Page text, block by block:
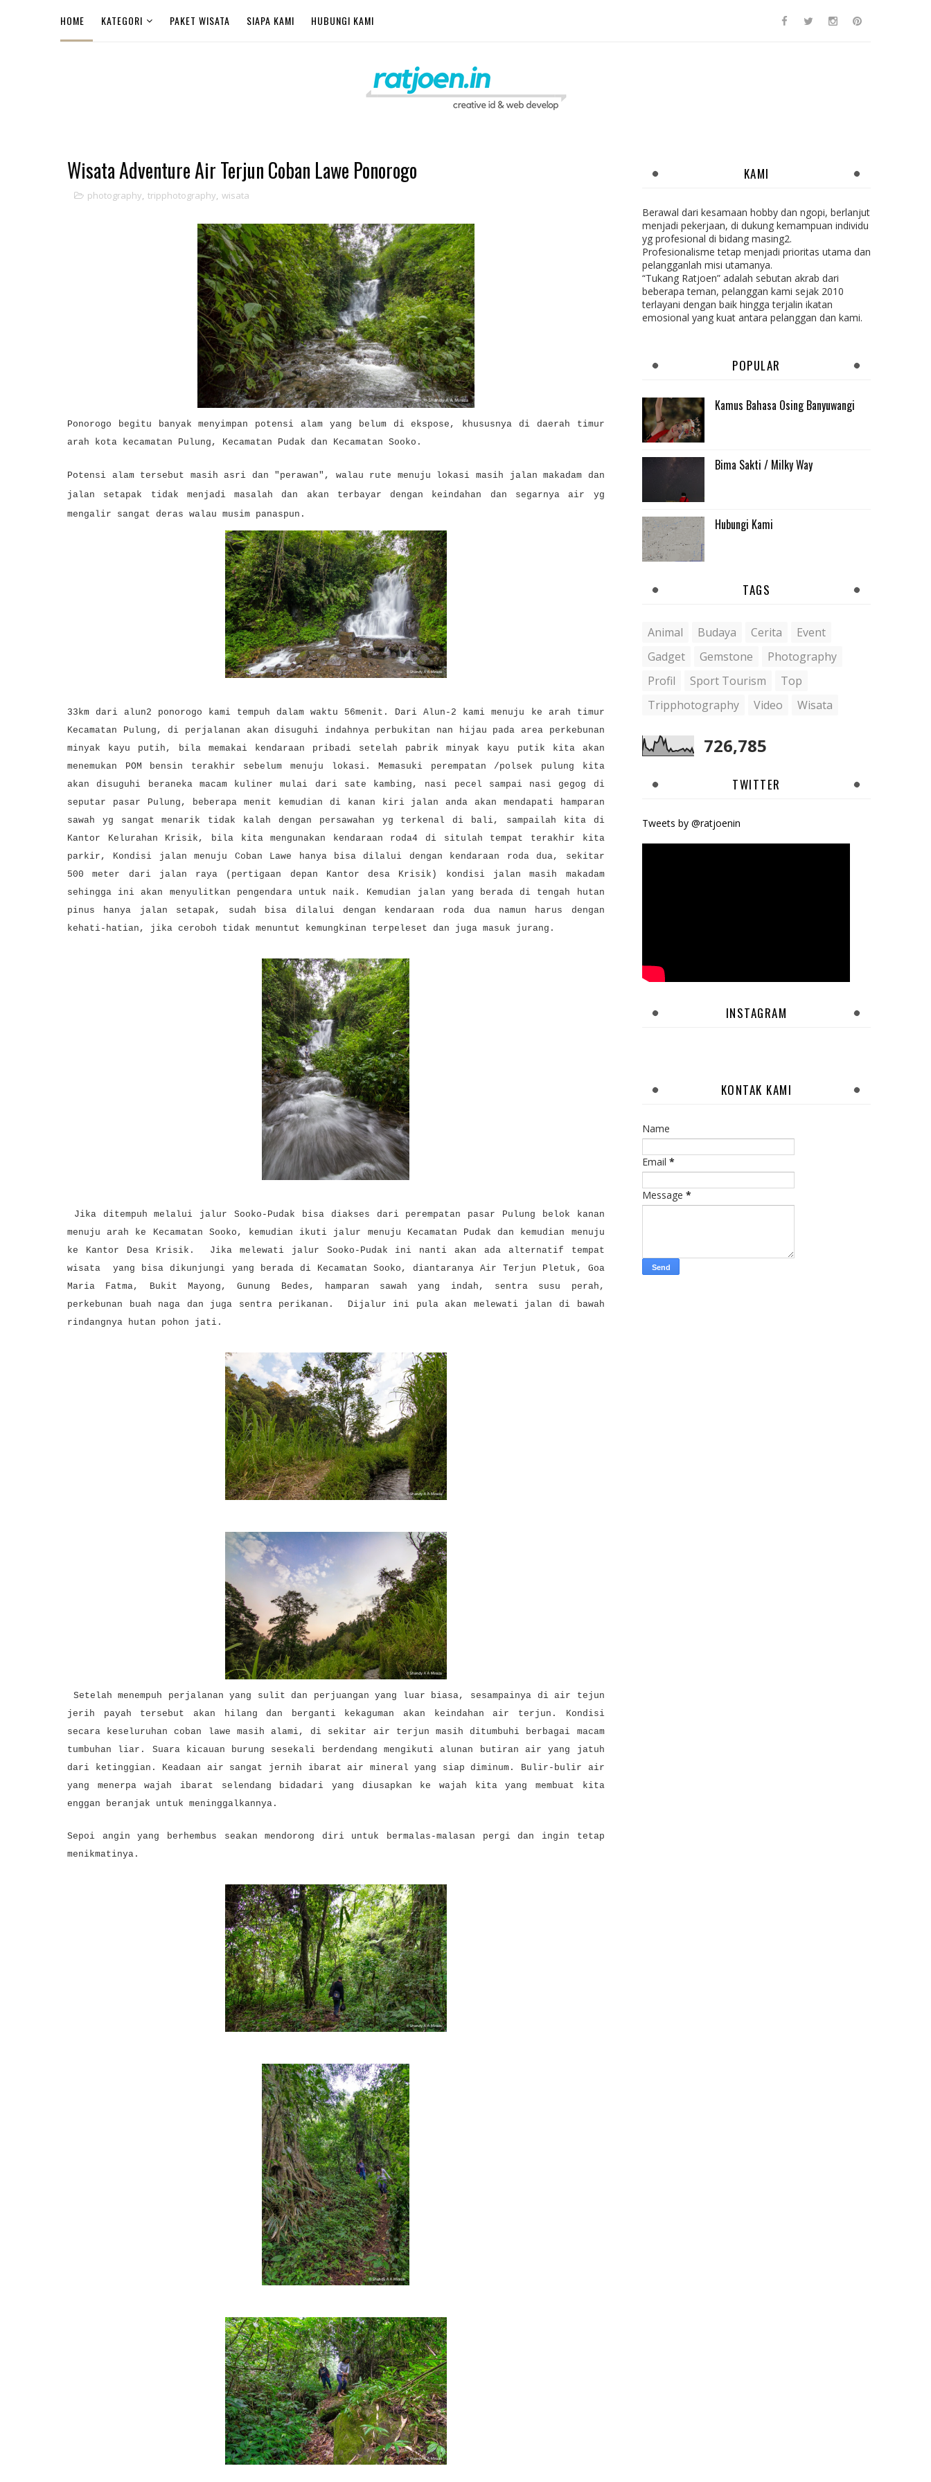
HOME KATEGORI PAKET WISATA SIAPA KAMI HUBUNGI KAMI
Wisata Adventure Air Terjun Coban Lawe Ponorogo
photography, tripphotography, wisata
Ponorogo begitu banyak menyimpan potensi alam yang belum di ekspose, khususnya di daerah timur
arah kota kecamatan Pulung, Kecamatan Pudak dan Kecamatan Sooko.
Potensi alam tersebut masih asri dan "perawan", walau rute menuju lokasi masih jalan makadam dan
jalan setapak tidak menjadi masalah dan akan terbayar dengan keindahan dan segarnya air yg
mengalir sangat deras walau musim panaspun.
33km dari alun2 ponorogo kami tempuh dalam waktu 56menit. Dari Alun-2 kami menuju ke arah timur
Kecamatan Pulung, di perjalanan akan disuguhi indahnya perbukitan nan hijau pada area perkebunan
minyak kayu putih, bila memakai kendaraan pribadi setelah pabrik minyak kayu putik kita akan
menemukan POM bensin terakhir sebelum menuju lokasi. Memasuki perempatan /polsek pulung kita
akan disuguhi beraneka macam kuliner mulai dari sate kambing, nasi pecel sampai nasi gegog di
seputar pasar Pulung, beberapa menit kemudian di kanan kiri jalan anda akan mendapati hamparan
sawah yg sangat menarik tidak kalah dengan persawahan yg terkenal di bali, sampailah kita di
Kantor Kelurahan Krisik, bila kita mengunakan kendaraan roda4 di situlah tempat terakhir kita
parkir, Kondisi jalan menuju Coban Lawe hanya bisa dilalui dengan kendaraan roda dua, sekitar
500 meter dari jalan raya (pertigaan depan Kantor desa Krisik) kondisi jalan masih makadam
sehingga ini akan menyulitkan pengendara untuk naik. Kemudian jalan yang berada di tengah hutan
pinus hanya jalan setapak, sudah bisa dilalui dengan kendaraan roda dua namun harus dengan
kehati-hatian, jika ceroboh tidak menuntut kemungkinan terpeleset dan juga masuk jurang.
Jika ditempuh melalui jalur Sooko-Pudak bisa diakses dari perempatan pasar Pulung belok kanan
menuju arah ke Kecamatan Sooko, kemudian ikuti jalur menuju Kecamatan Pudak dan kemudian menuju
ke Kantor Desa Krisik. Jika melewati jalur Sooko-Pudak ini nanti akan ada alternatif tempat
wisata yang bisa dikunjungi yang berada di Kecamatan Sooko, diantaranyaAir Terjun Pletuk , Goa
Maria Fatma, Bukit Mayong , Gunung Bedes, hamparan sawah yang indah, sentra susu perah,
perkebunan buah naga dan juga sentra perikanan. Dijalur ini pula akan melewati jalan di bawah
rindangnya hutan pohon jati.
Setelah menempuh perjalanan yang sulit dan perjuangan yang luar biasa, sesampainya di air tejun
jerih payah tersebut akan hilang dan berganti kekaguman akan keindahan air terjun. Kondisi
secara keseluruhan coban lawe masih alami, di sekitar air terjun masih ditumbuhi berbagai macam
tumbuhan liar. Suara kicauan burung sesekali berdendang mengikuti alunan butiran air yang jatuh
dari ketinggian. Keadaan air sangat jernih ibarat air mineral yang siap diminum. Bulir-bulir air
yang menerpa wajah ibarat selendang bidadari yang diusapkan ke wajah kita yang membuat kita
enggan beranjak untuk meninggalkannya.
Sepoi angin yang berhembus seakan mendorong diri untuk bermalas-malasan pergi dan ingin tetap
menikmatinya.
KAMI
Berawal dari kesamaan hobby dan ngopi, berlanjut
menjadi pekerjaan, di dukung kemampuan individu
yg profesional di bidang masing2.
Profesionalisme tetap menjadi prioritas utama dan
pelangganlah misi utamanya.
“Tukang Ratjoen” adalah sebutan akrab dari
beberapa teman, pelanggan kami sejak 2010
terlayani dengan baik hingga terjalin ikatan
emosional yang kuat antara pelanggan dan kami.
POPULAR
Kamus Bahasa Osing Banyuwangi
Bima Sakti / Milky Way
Hubungi Kami
TAGS
Animal Budaya Cerita
Event
Gadget
Gemstone
Photography
Profil
Sport Tourism
Top
Tripphotography
Video Wisata
726,785
TWITTER
Tweets by @ratjoenin
INSTAGRAM
KONTAK KAMI
Name
Email *
Message *